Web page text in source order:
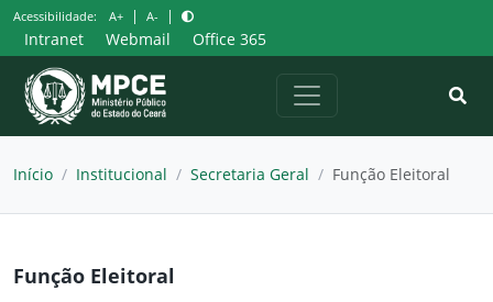
Pular
para
o
conteúdo
Acessibilidade: A+ | A- |
Intranet Webmail Office 365
Início / Institucional / Secretaria Geral / Função Eleitoral
Função Eleitoral